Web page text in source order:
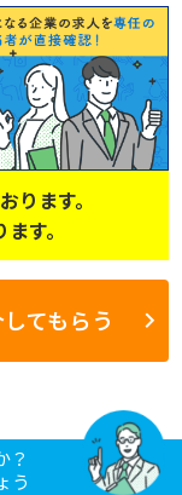
ります。
す。
てもらう
？
う